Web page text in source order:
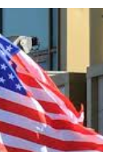
#أمريكا
على
تأشيرات
إيرانيا